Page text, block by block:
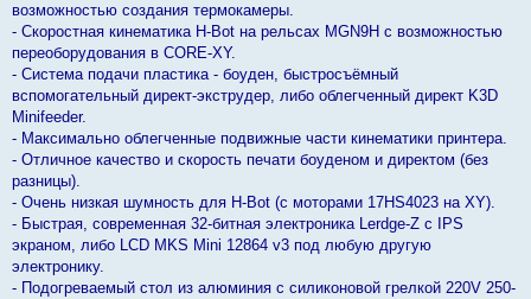
возможностью создания термокамеры.
- Скоростная кинематика H-Bot на рельсах MGN9H с возможностью
переоборудования в CORE-XY.
- Система подачи пластика - боуден, быстросъёмный
вспомогательный директ-экструдер, либо облегченный директ K3D
Minifeeder.
- Максимально облегченные подвижные части кинематики принтера.
- Отличное качество и скорость печати боуденом и директом (без
разницы).
- Очень низкая шумность для H-Bot (с моторами 17HS4023 на XY).
- Быстрая, современная 32-битная электроника Lerdge-Z с IPS
экраном, либо LCD MKS Mini 12864 v3 под любую другую
электронику.
- Подогреваемый стол из алюминия с силиконовой грелкой 220V 250-